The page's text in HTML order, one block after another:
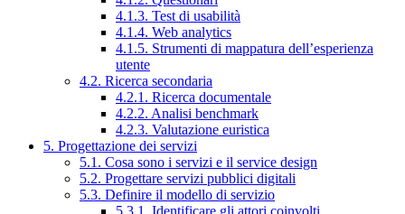
4.1.3. Test di usabilità
4.1.4. Web analytics
4.1.5. Strumenti di mappatura dell’esperienza
utente
4.2. Ricerca secondaria
4.2.1. Ricerca documentale
4.2.2. Analisi benchmark
4.2.3. Valutazione euristica
5. Progettazione dei servizi
5.1. Cosa sono i servizi e il service design
5.2. Progettare servizi pubblici digitali
5.3. Definire il modello di servizio
5.3.1. Identificare gli attori coinvolti